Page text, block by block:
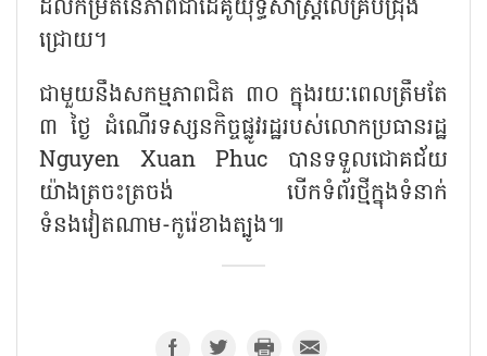
ដល់កម្រិតនៃភាពជាដៃគូយុទ្ធសាស្ត្រលើគ្រប់ជ្រុង
ជ្រោយ។
ជាមួយនឹងសកម្មភាពជិត ៣០ ក្នុងរយៈពេលត្រឹមតែ
៣ ថ្ងៃ ដំណើរទស្សនកិច្ចផ្លូវរដ្ឋរបស់លោកប្រធានរដ្ឋ
Nguyen Xuan Phuc បានទទួលជោគជ័យ
យ៉ាងត្រចះត្រចង់ បើកទំព័រថ្មីក្នុងទំនាក់
ទំនងវៀតណាម-កូរ៉េខាងត្បូង៕